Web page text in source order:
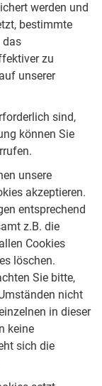
werden und
bestimmte
das
zu
unserer
sind,
können Sie
unsere
akzeptieren.
entsprechend
z.B. die
Cookies
löschen.
Sie bitte,
nicht
in dieser
keine
sich die